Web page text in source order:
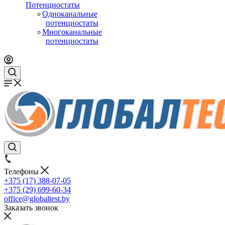
Потенциостаты
Одноканальные
потенциостаты
Многоканальные
потенциостаты
Телефоны
+375 (17) 388-07-05
+375 (29) 699-60-34
office@globaltest.by
Заказать звонок